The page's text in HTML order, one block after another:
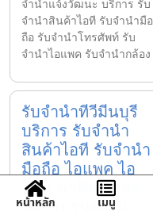
จำนำแจ้งวัฒนะ บริการ รับ
จำนำสินค้าไอที รับจำนำมือ
ถือ รับจำนำโทรศัพท์ รับ
จำนำไอแพค รับจำนำกล้อง
รับจำนำทีวีมีนบุรี
บริการ รับจำนำ
สินค้าไอที รับจำนำ
มือถือ ไอแพค ไอ
โฟน นาฬิกา และ
ของแบรนด์เนม
หน้าหลัก เมนู